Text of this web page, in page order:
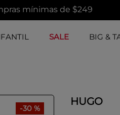
mínimas de $249
SALE BIG &
-30 %
HUGO